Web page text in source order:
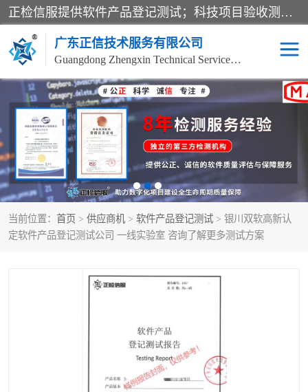
正检信服提供软件产品登记测试；科技项目验收测试；产品确认测试；功能测试；性能测试；安全测试；代码审计测试；漏洞扫描测试；渗透测试；风险评估测试；信息安全等级保护测评；双软认定；实验室建设质量体系建设；软件着作权、软件评测等服务。
广东正信技术服务有限公司
Guangdong Zhengxin Technical Service Co., Ltd
当前位置： 首页 > 供应商机 > 软件产品登记测试 > 银川双软高新认
定软件产品登记测试公司 一线实验室 咨询了解更多测试方案
电子政务验收测评 数字信息化验收测评
应用软件系统测试 信息系统漏洞扫描
科技成果鉴定测试 软件产品登记测试
信息安全风险评估 系统性能效率测试